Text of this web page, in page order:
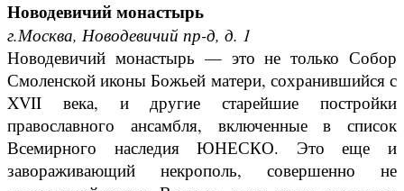
Новодевичий монастырь
г.Москва, Новодевичий пр-д, д. 1
Новодевичий монастырь — это не только Собор
Смоленской иконы Божьей матери, сохранившийся с
XVII века, и другие старейшие постройки
православного ансамбля, включенные в список
Всемирного наследия ЮНЕСКО. Это еще и
завораживающий некрополь, совершенно не